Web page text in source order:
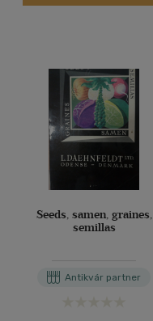
Seeds, samen, graines,
semillas
Antikvár partner